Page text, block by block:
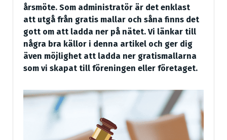
årsmöte. Som administratör är det enklast
att utgå från gratis mallar och såna finns det
gott om att ladda ner på nätet. Vi länkar till
några bra källor i denna artikel och ger dig
även möjlighet att ladda ner gratismallarna
som vi skapat till föreningen eller företaget.